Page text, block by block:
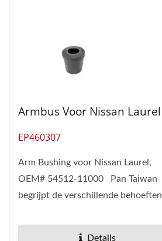
Armbus Voor Nissan Laurel
EP460307
Arm Bushing voor Nissan Laurel,
OEM# 54512-11000 Pan Taiwan
begrijpt de verschillende behoeften
beginnen met een kleine...
Details